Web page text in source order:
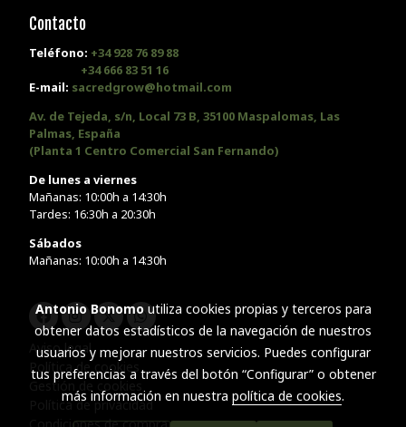
Contacto
Teléfono: +34 928 76 89 88
+34 666 83 51 16
E-mail: sacredgrow@hotmail.com
Av. de Tejeda, s/n, Local 73 B, 35100 Maspalomas, Las
Palmas, España
(Planta 1 Centro Comercial San Fernando)
De lunes a viernes
Mañanas: 10:00h a 14:30h
Tardes: 16:30h a 20:30h
Sábados
Mañanas: 10:00h a 14:30h
Aviso legal
Política de cookies
Gestión de cookies
Política de privacidad
Antonio Bonomoutiliza cookies propias y terceros para
obtener datos estadísticos de la navegación de nuestros
usuarios y mejorar nuestros servicios. Puedes configurar
tus preferencias a través del botón “Configurar” o obtener
más información en nuestra política de cookies.